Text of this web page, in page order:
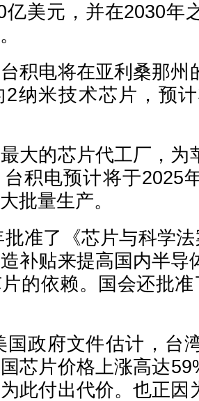
亿美元，并在2030年
积电将在亚利桑那州
2纳米技术芯片，预
大的芯片代工厂，为
积电预计将于2025
批量生产。
批准了《芯片与科学
补贴来提高国内半导
的依赖。国会还批
国政府文件估计，台
芯片价格上涨高达
此付出代价。也正因